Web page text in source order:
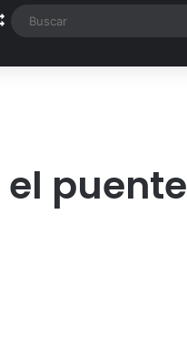
Random Article
puente